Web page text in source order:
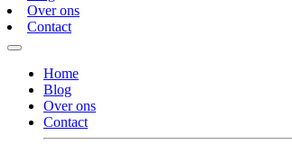
Over ons
Contact
Home
Blog
Over ons
Contact